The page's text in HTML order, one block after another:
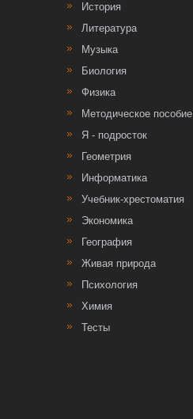
История
Литература
Музыка
Биология
Физика
Методическое пособие
Я - подросток
Геометрия
Информатика
Учебник-хрестоматия
Экономика
География
Живая природа
Психология
Химия
Тесты